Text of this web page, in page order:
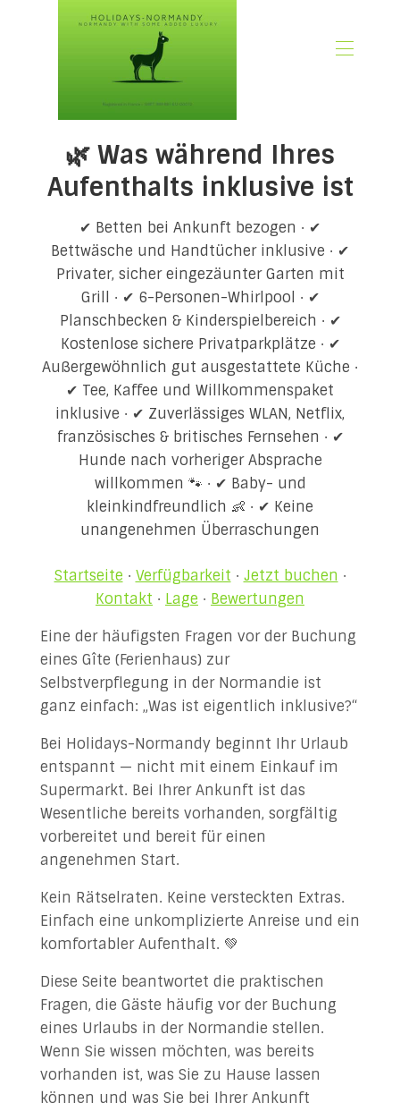
📃 Überblick
🗓️ Verfügbarkeit
🚨 Jetzt buchen
💶 Preise
🌿Was ist im inklusive
🖼️ Fotogalerie
📍 Standort
🌟 Gästebewertungen
🎉 Aktionen
✍🏻 Unser Normandie-Blog
👋 Über uns
✉ Kontaktieren Sie uns!
🌿 Was während Ihres
Aufenthalts inklusive ist
✔ Betten bei Ankunft bezogen · ✔
Bettwäsche und Handtücher inklusive · ✔
Privater, sicher eingezäunter Garten mit
Grill · ✔ 6-Personen-Whirlpool · ✔
Planschbecken & Kinderspielbereich · ✔
Kostenlose sichere Privatparkplätze · ✔
Außergewöhnlich gut ausgestattete Küche ·
✔ Tee, Kaffee und Willkommenspaket
inklusive · ✔ Zuverlässiges WLAN, Netflix,
französisches & britisches Fernsehen · ✔
Hunde nach vorheriger Absprache
willkommen 🐾 · ✔ Baby- und
kleinkindfreundlich 👶 · ✔ Keine
unangenehmen Überraschungen
Startseite · Verfügbarkeit · Jetzt buchen ·
Kontakt · Lage · Bewertungen
Eine der häufigsten Fragen vor der Buchung
eines Gîte (Ferienhaus) zur
Selbstverpflegung in der Normandie ist
ganz einfach: „Was ist eigentlich inklusive?“
Bei Holidays-Normandy beginnt Ihr Urlaub
entspannt — nicht mit einem Einkauf im
Supermarkt. Bei Ihrer Ankunft ist das
Wesentliche bereits vorhanden, sorgfältig
vorbereitet und bereit für einen
angenehmen Start.
Kein Rätselraten. Keine versteckten Extras.
Einfach eine unkomplizierte Anreise und ein
komfortabler Aufenthalt. 💚
Diese Seite beantwortet die praktischen
Fragen, die Gäste häufig vor der Buchung
eines Urlaubs in der Normandie stellen.
Wenn Sie wissen möchten, was bereits
vorhanden ist, was Sie zu Hause lassen
können und was Sie bei Ihrer Ankunft